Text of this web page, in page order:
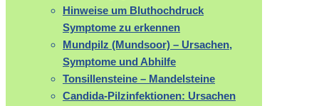
Hinweise um Bluthochdruck
Symptome zu erkennen
Mundpilz (Mundsoor) – Ursachen,
Symptome und Abhilfe
Tonsillensteine – Mandelsteine
Candida-Pilzinfektionen: Ursachen